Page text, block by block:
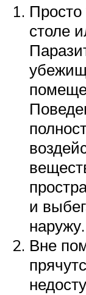
Просто
столе
и
наружу.
Вне